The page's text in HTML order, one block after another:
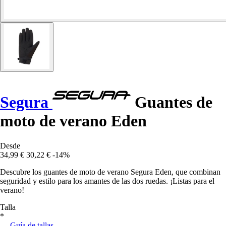
Segura
Guantes de
moto de verano Eden
Desde
34,99 € 30,22 € -14%
Descubre los guantes de moto de verano Segura Eden, que combinan
seguridad y estilo para los amantes de las dos ruedas. ¡Listas para el
verano!
Talla
*